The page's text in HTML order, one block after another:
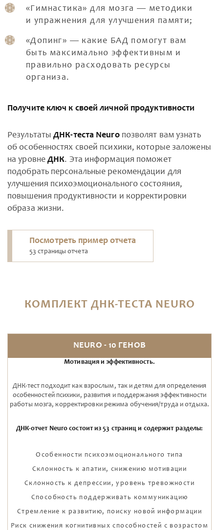
«Гимнастика» для мозга — методики
и упражнения для улучшения памяти;
«Допинг» — какие БАД помогут вам
быть максимально эффективным и
правильно расходовать ресурсы
организа.
Получите ключ к своей личной продуктивности
РезультатыДНК-теста Neuroпозволят вам узнать
об особенностях своей психики, которые заложены
на уровне ДНК. Эта информация поможет
подобрать персональные рекомендации для
улучшения психоэмоционального состояния,
повышения продуктивности и корректировки
образа жизни.
Посмотреть пример отчета
53 страницы отчета
КОМПЛЕКТ ДНК‑ТЕСТА NEURO
NEURO - 10 ГЕНОВ
Мотивация и эффективность.
ДНК-тест подходит как взрослым, так и детям для определения
особенностей психики, развития и поддержания эффективности
работы мозга, корректировки режима обучения/труда и отдыха.
ДНК-отчет Neuro состоит из 53 страниц и содержит разделы:
Особенности психоэмоционального типа
Склонность к апатии, снижению мотивации
Склонность к депрессии, уровень тревожности
Способность поддерживать коммуникацию
Стремление к развитию, поиску новой информации
Риск снижения когнитивных способностей с возрастом